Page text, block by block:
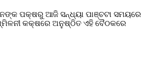
ପକ୍ଷରୁ ଆଜି ସନ୍ଧ୍ୟା ପାଞ୍ଚଟା ସମୟରେ
କକ୍ଷରେ ଅନୁଷ୍ଠିତ ଏହି ବୈଠକରେ